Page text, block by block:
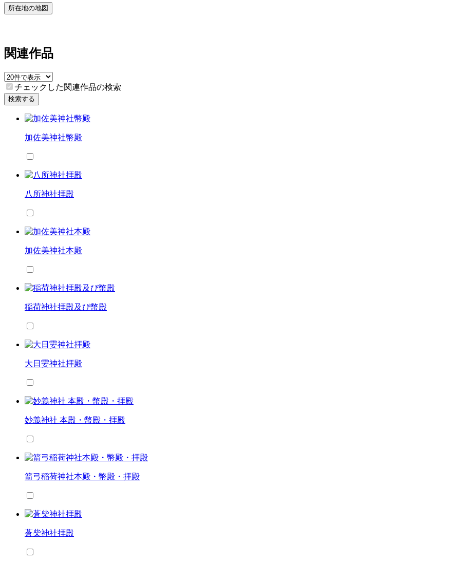
所在地の地図
関連作品
チェックした関連作品の検索
検索する
加佐美神社幣殿
八所神社拝殿
加佐美神社本殿
稲荷神社拝殿及び幣殿
大日孁神社拝殿
妙義神社 本殿・幣殿・拝殿
箭弓稲荷神社本殿・幣殿・拝殿
蒼柴神社拝殿